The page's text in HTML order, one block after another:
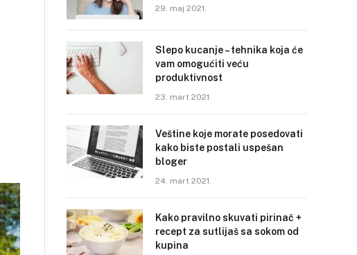
29. maj 2021.
Slepo kucanje – tehnika koja će
vam omogućiti veću
produktivnost
23. mart 2021.
Veštine koje morate posedovati
kako biste postali uspešan
bloger
24. mart 2021.
Kako pravilno skuvati pirinač +
recept za sutlijaš sa sokom od
kupina